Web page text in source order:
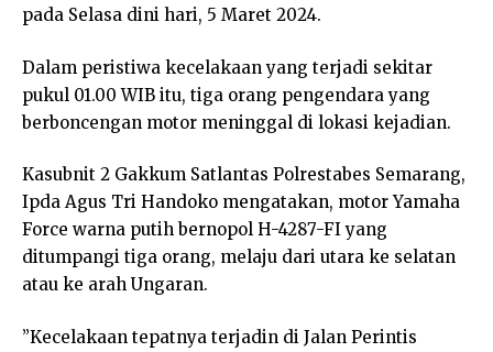
pada Selasa dini hari, 5 Maret 2024.
Dalam peristiwa kecelakaan yang terjadi sekitar
pukul 01.00 WIB itu, tiga orang pengendara yang
berboncengan motor meninggal di lokasi kejadian.
Kasubnit 2 Gakkum Satlantas Polrestabes Semarang,
Ipda Agus Tri Handoko mengatakan, motor Yamaha
Force warna putih bernopol H-4287-FI yang
ditumpangi tiga orang, melaju dari utara ke selatan
atau ke arah Ungaran.
”Kecelakaan tepatnya terjadin di Jalan Perintis